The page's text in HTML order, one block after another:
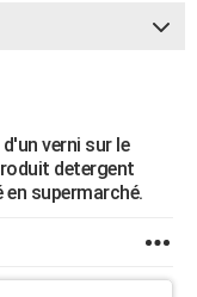
verni sur le
detergent
supermarché.